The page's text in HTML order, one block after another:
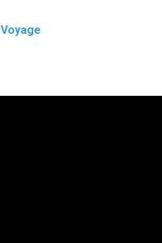
Voyage